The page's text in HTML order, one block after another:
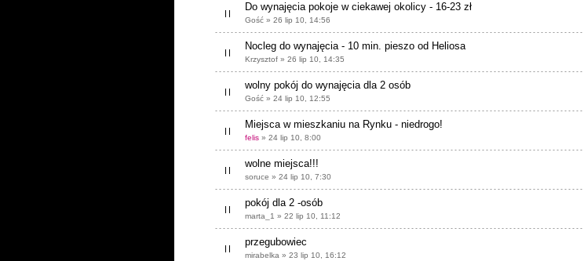
Do wynajęcia pokoje w ciekawej okolicy - 16-23 zł
Gość » 26 lip 10, 14:56
Nocleg do wynajęcia - 10 min. pieszo od Heliosa
Krzysztof » 26 lip 10, 14:35
wolny pokój do wynajęcia dla 2 osób
Gość » 24 lip 10, 12:55
Miejsca w mieszkaniu na Rynku - niedrogo!
felis » 24 lip 10, 8:00
wolne miejsca!!!
soruce » 24 lip 10, 7:30
pokój dla 2 -osób
marta_1 » 22 lip 10, 11:12
przegubowiec
mirabelka » 23 lip 10, 16:12